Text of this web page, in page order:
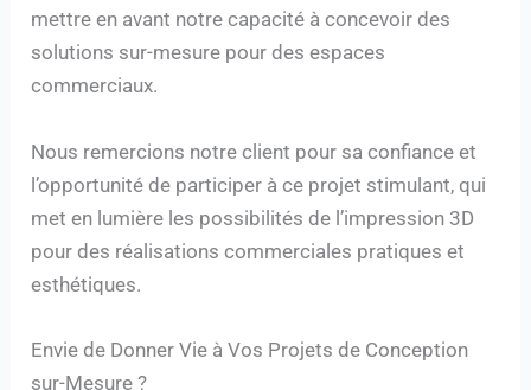
mettre en avant notre capacité à concevoir des
solutions sur-mesure pour des espaces
commerciaux.
Nous remercions notre client pour sa confiance et
l’opportunité de participer à ce projet stimulant, qui
met en lumière les possibilités de l’impression 3D
pour des réalisations commerciales pratiques et
esthétiques.
Envie de Donner Vie à Vos Projets de Conception
sur-Mesure ?